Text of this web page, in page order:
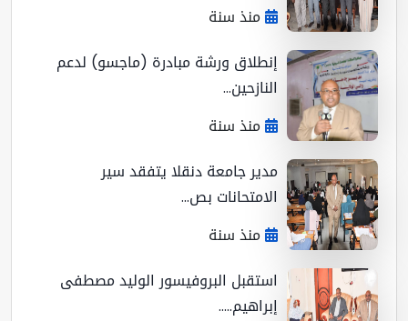
منذ سنة
إنطلاق ورشة مبادرة (ماجسو) لدعم
النازحين...
منذ سنة
مدير جامعة دنقلا يتفقد سير
الامتحانات بص...
منذ سنة
استقبل البروفيسور الوليد مصطفى
إبراهيم.....